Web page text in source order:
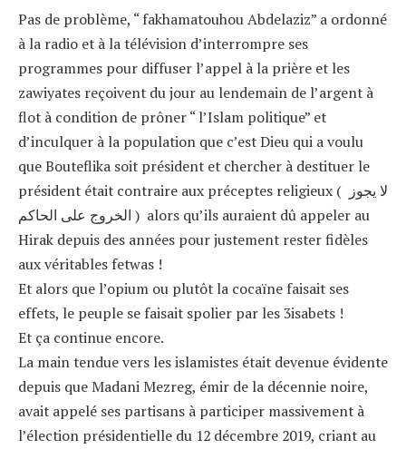
Pas de problème, “ fakhamatouhou Abdelaziz” a ordonné
à la radio et à la télévision d’interrompre ses
programmes pour diffuser l’appel à la prière et les
zawiyates reçoivent du jour au lendemain de l’argent à
flot à condition de prôner “ l’Islam politique” et
d’inculquer à la population que c’est Dieu qui a voulu
que Bouteflika soit président et chercher à destituer le
président était contraire aux préceptes religieux ( لا يجوز
الخروج على الحاكم ) alors qu’ils auraient dû appeler au
Hirak depuis des années pour justement rester fidèles
aux véritables fetwas !
Et alors que l’opium ou plutôt la cocaïne faisait ses
effets, le peuple se faisait spolier par les 3isabets !
Et ça continue encore.
La main tendue vers les islamistes était devenue évidente
depuis que Madani Mezreg, émir de la décennie noire,
avait appelé ses partisans à participer massivement à
l’élection présidentielle du 12 décembre 2019, criant au